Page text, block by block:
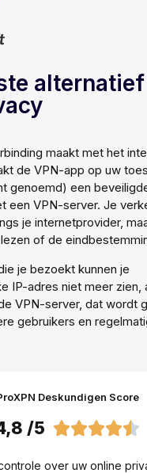
maakt met het
de VPN-app op uw
genoemd) een
een VPN-server. Je
je internetprovider,
of de
je bezoekt kunnen je
IP-adres niet meer zien,
VPN-server, dat wordt
gebruikers en
Deskundigen Score
/5 
over uw online